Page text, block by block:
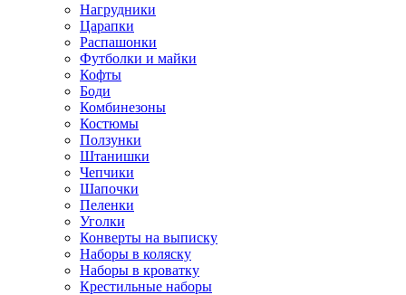
Нагрудники
Царапки
Распашонки
Футболки и майки
Кофты
Боди
Комбинезоны
Костюмы
Ползунки
Штанишки
Чепчики
Шапочки
Пеленки
Уголки
Конверты на выписку
Наборы в коляску
Наборы в кроватку
Крестильные наборы